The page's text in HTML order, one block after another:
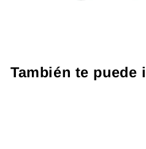
También te puede